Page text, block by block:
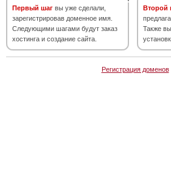
Первый шаг вы уже сделали,
зарегистрировав доменное имя.
Следующими шагами будут заказ
хостинга и создание сайта.
Второй
Также
Регистрация доменов